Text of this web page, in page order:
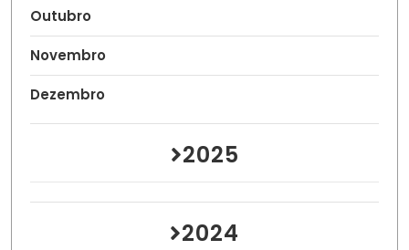
Outubro
Novembro
Dezembro
2025
2024